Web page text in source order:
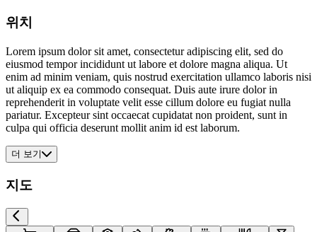
위치
Lorem ipsum dolor sit amet, consectetur adipiscing elit, sed do
eiusmod tempor incididunt ut labore et dolore magna aliqua. Ut
enim ad minim veniam, quis nostrud exercitation ullamco laboris nisi
ut aliquip ex ea commodo consequat. Duis aute irure dolor in
reprehenderit in voluptate velit esse cillum dolore eu fugiat nulla
pariatur. Excepteur sint occaecat cupidatat non proident, sunt in
culpa qui officia deserunt mollit anim id est laborum.
더 보기
지도